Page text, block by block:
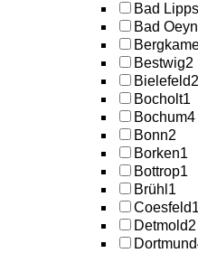
Bad
Bad
Bestwig2
Bielefeld2
Bocholt1
Bochum4
Bonn2
Borken1
Bottrop1
Brühl 1
Coesfeld1
Detmold2
Dortmund